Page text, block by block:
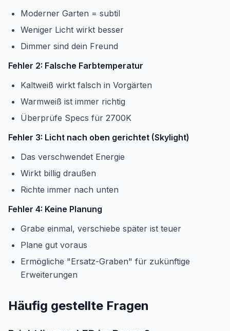
Moderner Garten = subtil
Weniger Licht wirkt besser
Dimmer sind dein Freund
Fehler 2: Falsche Farbtemperatur
Kaltweiß wirkt falsch in Vorgärten
Warmweiß ist immer richtig
Überprüfe Specs für 2700K
Fehler 3: Licht nach oben gerichtet (Skylight)
Das verschwendet Energie
Wirkt billig draußen
Richte immer nach unten
Fehler 4: Keine Planung
Grabe einmal, verschiebe später ist teuer
Plane gut voraus
Ermögliche "Ersatz-Graben" für zukünftige
Erweiterungen
Häufig gestellte Fragen